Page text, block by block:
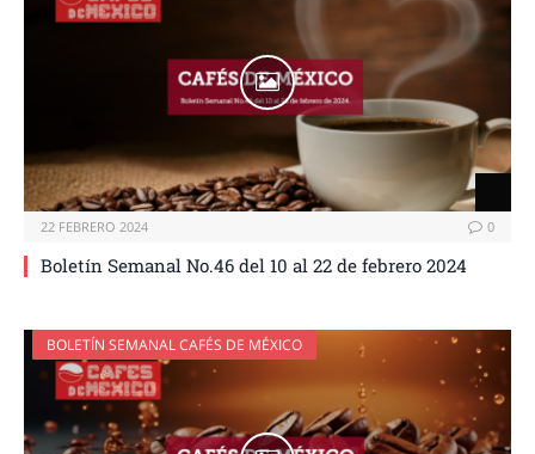
22 FEBRERO 2024 0
Boletín Semanal No.46 del 10 al 22 de febrero 2024
BOLETÍN SEMANAL CAFÉS DE MÉXICO